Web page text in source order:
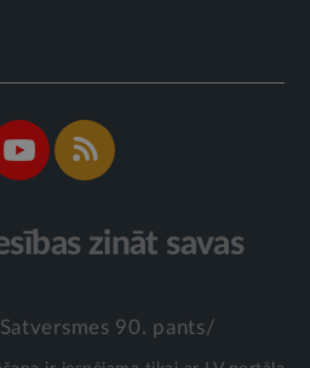
zināt savas
90. pants/